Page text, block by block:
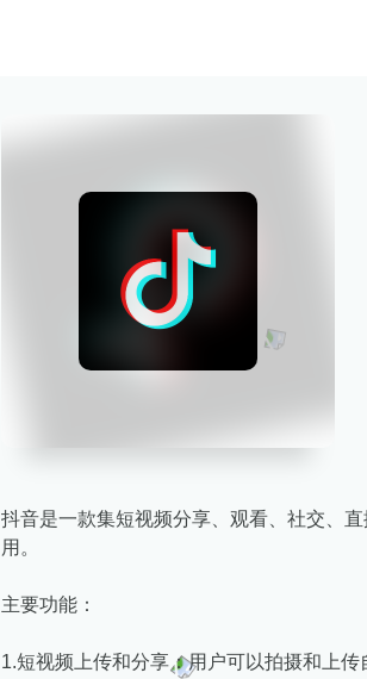
抖音是一款集短视频分享、观看、社交、
用。
主要功能：
1.短视频上传和分享：用户可以拍摄和上